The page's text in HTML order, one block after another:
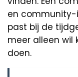
en
past bij de
meer alleen wil
doen.